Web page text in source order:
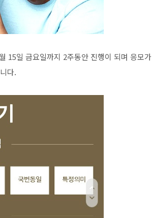
15일 금요일까지 2주동안 진행이 되며 응모가
다.